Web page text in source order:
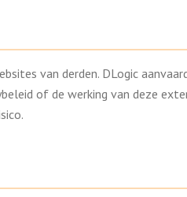
van derden. DLogic
of de werking van deze